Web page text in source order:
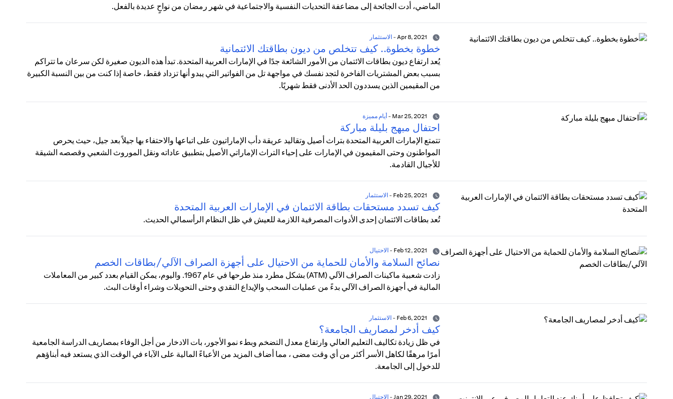
الماضي، أدت الجائحة إلى مضاعفة التحديات النفسية والاجتماعية في شهر رمضان من نواحٍ عديدة بالفعل.
-الاستثمار
خطوة بخطوة.. كيف تتخلص من ديون بطاقتك الائتمانية
يُعد ارتفاع ديون بطاقات الائتمان من الأمور الشائعة جدًا في الإمارات العربية المتحدة. تبدأ هذه الديون صغيرة لكن سرعان ما تتراكم
بسبب بعض المشتريات الفاخرة لتجد نفسك في مواجهة تل من الفواتير التي يبدو أنها تزداد فقط، خاصة إذا كنت من بين النسبة الكبيرة
من المقيمين الذين يسددون الحد الأدنى فقط شهريًا.
-أيام مميزة
احتفال مبهج بليلة مباركة
تتمتع الإمارات العربية المتحدة بتراث أصيل وتقاليد عريقة دأب الإماراتيون على اتباعها والاحتفاء بها جيلاً بعد جيل، حيث يحرص
المواطنون وحتى المقيمون في الإمارات على إحياء التراث الإماراتي الأصيل بتطبيق عاداته ونقل الموروث الشعبي وقصصه الشيقة
للأجيال القادمة.
-الاستثمار
كيف تسدد مستحقات بطاقة الائتمان في الإمارات العربية المتحدة
تُعد بطاقات الائتمان إحدى الأدوات المصرفية اللازمة للعيش في ظل النظام الرأسمالي الحديث.
-الاحتيال
نصائح السلامة والأمان للحماية من الاحتيال على أجهزة الصراف الآلي/بطاقات الخصم
زادت شعبية ماكينات الصراف الآلي (ATM) بشكل مطرد منذ طرحها في عام 1967. واليوم، يمكن القيام بعدد كبير من المعاملات
المالية في أجهزة الصراف الآلي بدءً من عمليات السحب والإيداع النقدي وحتى التحويلات وشراء أوقات البث.
-الاستثمار
كيف أدخر لمصاريف الجامعة؟
في ظل زيادة تكاليف التعليم العالي وارتفاع معدل التضخم وبطء نمو الأجور، بات الادخار من أجل الوفاء بمصاريف الدراسة الجامعية
أمرًا مرهقًا لكاهل الأسر أكثر من أي وقت مضى ، مما أضاف المزيد من الأعباءً المالية على الآباء في الوقت الذي يستعد فيه أبناؤهم
للدخول إلى الجامعة.
-الاحتيال